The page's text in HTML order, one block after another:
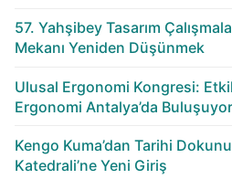
57. Yahşibey Tasarım
Mekanı Yeniden Düşünmek
Ulusal Ergonomi Kongresi:
Ergonomi Antalya’da
Kengo Kuma’dan Tarihi
Katedrali’ne Yeni Giriş